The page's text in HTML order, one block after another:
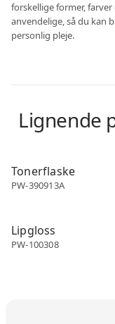
forskellige former,
anvendelige, så du kan
personlig pleje.
Lignende
Tonerflaske
PW-390913A
Lipgloss
PW-100308